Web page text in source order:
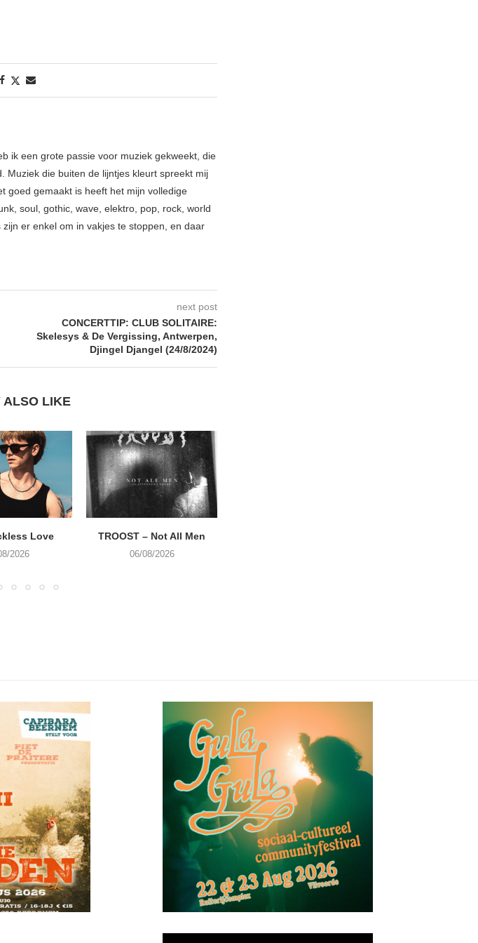
ik een grote passie voor muziek gekweekt, die
Muziek die buiten de lijntjes kleurt spreekt mij
goed gemaakt is heeft het mijn volledige
soul, gothic, wave, elektro, pop, rock, world
er enkel om in vakjes te stoppen, en daar
next post
CONCERTTIP: CLUB SOLITAIRE:
Skelesys & De Vergissing, Antwerpen,
Djingel Djangel (24/8/2024)
ALSO LIKE
Love
2026
TROOST – Not All Men
06/08/2026